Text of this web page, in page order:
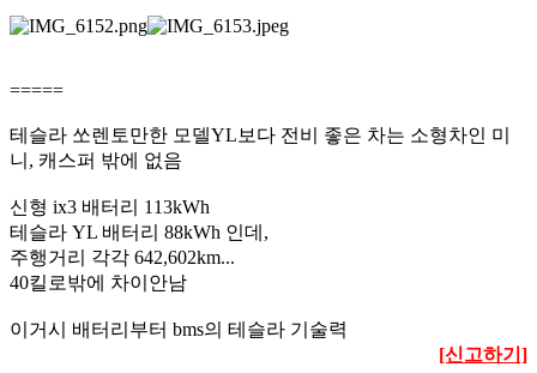
=====
테슬라 쏘렌토만한 모델YL보다 전비 좋은 차는 소형차인 미
니, 캐스퍼 밖에 없음
신형 ix3 배터리 113kWh
테슬라 YL 배터리 88kWh 인데,
주행거리 각각 642,602km...
40킬로밖에 차이안남
이거시 배터리부터 bms의 테슬라 기술력
[신고하기]